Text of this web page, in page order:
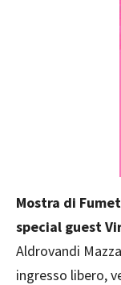
Mostra di
special guest
Aldrovandi
ingresso libero,